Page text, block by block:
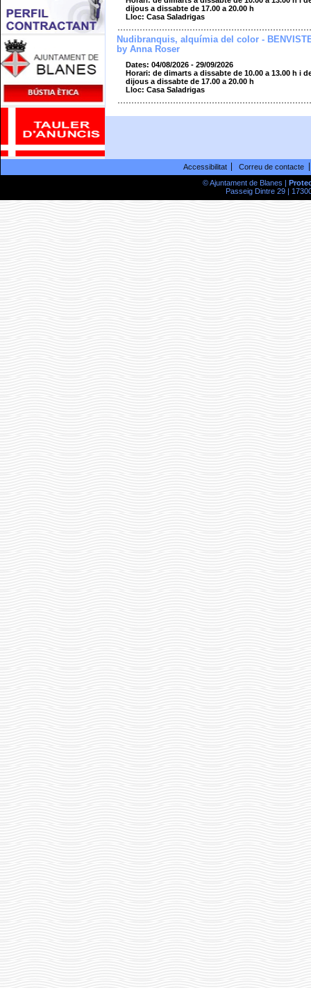
dijous a dissabte de 17.00 a 20.00 h
Lloc: Casa Saladrigas
Nudibranquis, alquímia del color -
by Anna Roser
Dates: 04/08/2026 - 29/09/2026
Horari: de dimarts a dissabte de 10.00 a 13.00 h i
dijous a dissabte de 17.00 a 20.00 h
Lloc: Casa Saladrigas
Accessibilitat
Correu de contacte
© Ajuntament de Blanes |
Passeig Dintre 29 |